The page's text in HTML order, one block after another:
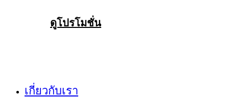
ดูโปรโมชั่น
เกี่ยวกับเรา